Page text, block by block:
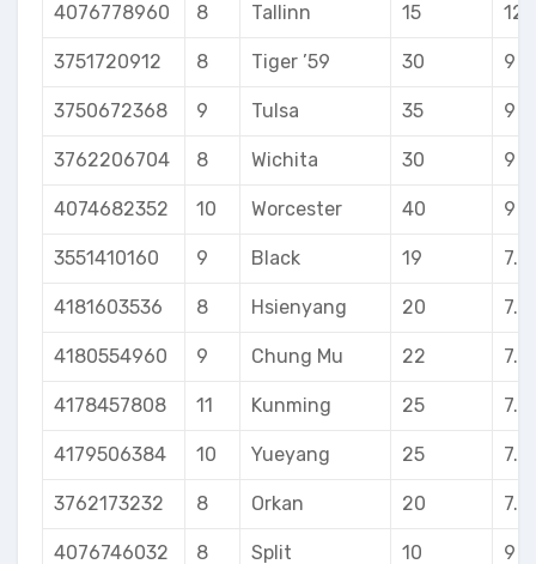
4076778960 8 Tallinn 15 12
3751720912 8 Tiger ’59 30 9
3750672368 9 Tulsa 35 9
3762206704 8 Wichita 30 9
4074682352 10 Worcester 40 9
3551410160 9 Black 19 7.5
4181603536 8 Hsienyang 20 7.5
4180554960 9 Chung Mu 22 7.5
4178457808 11 Kunming 25 7.5
4179506384 10 Yueyang 25 7.5
3762173232 8 Orkan 20 7.5
4076746032 8 Split 10 9